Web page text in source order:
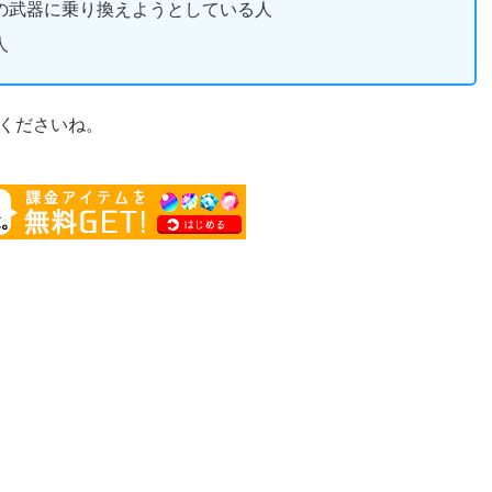
器に乗り換えようとしている人
ださいね。